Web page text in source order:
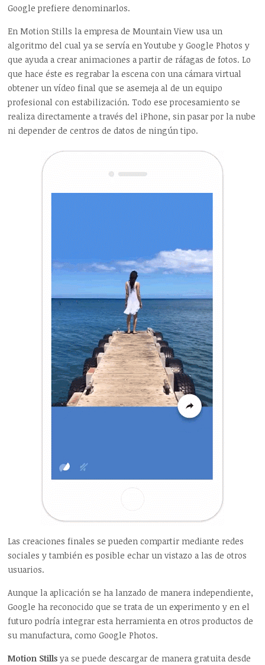
Google prefiere denominarlos.
En Motion Stills la empresa de Mountain View usa un
algoritmo del cual ya se servía en Youtube y Google Photos y
que ayuda a crear animaciones a partir de ráfagas de fotos. Lo
que hace éste es regrabar la escena con una cámara virtual
obtener un vídeo final que se asemeja al de un equipo
profesional con estabilización. Todo ese procesamiento se
realiza directamente a través del iPhone, sin pasar por la nube
ni depender de centros de datos de ningún tipo.
Las creaciones finales se pueden compartir mediante redes
sociales y también es posible echar un vistazo a las de otros
usuarios.
Aunque la aplicación se ha lanzado de manera independiente,
Google ha reconocido que se trata de un experimento y en el
futuro podría integrar esta herramienta en otros productos de
su manufactura, como Google Photos.
Motion Stills ya se puede descargar de manera gratuita desde